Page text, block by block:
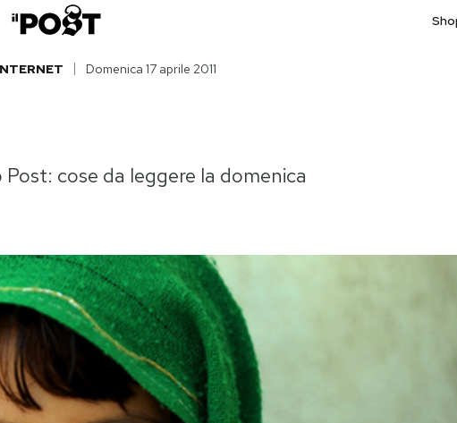
Domenica 17 aprile 2011
cose da leggere la domenica